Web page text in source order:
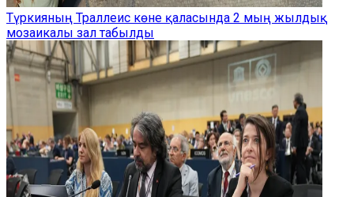
Түркияның Траллеис көне қаласында 2 мың жылдық
мозаикалы зал табылды